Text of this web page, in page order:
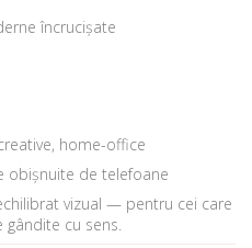
încrucișate
home-office
obișnuite de telefoane
vizual — pentru cei care
gândite cu sens.